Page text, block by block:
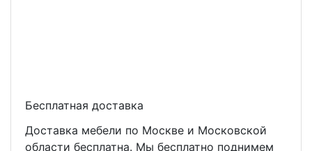
Бесплатная доставка
Доставка мебели по Москве и Московской
области бесплатна. Мы бесплатно поднимем